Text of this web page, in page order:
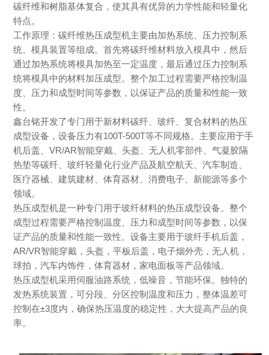
碳纤维和树脂基体复合，使其具有优异的力学性能和轻量化
特点。
工作原理：碳纤维热压成型机主要由加热系统、压力控制系
统、模具装置等组成。首先将碳纤维材料放入模具中，然后
通过加热系统将模具加热至一定温度，最后通过压力控制系
统将模具中的材料加压成型。整个加工过程需要严格控制温
度、压力和成型时间等参数，以保证产品的质量和性能一致
性。
鑫台铭开发了专门用于新材料碳纤、玻纤、复合材料的热压
成型设备，设备压力有100T-500T等不同规格。主要应用于手
机后盖、VR/AR智能穿戴、头盔、无人机零部件、气凝胶隔
热垫等碳纤、玻纤轻量化行业产品及航空航天、汽车制造、
医疗器械、建筑建材、体育器材、消费电子、新能源等多个
领域。
热压成型机是一种专门用于玻纤材料的热压成型设备。整个
成型过程需要严格控制温度、压力和成型时间等参数，以保
证产品的质量和性能一致性。设备主要用于玻纤手机后盖，
AR/VR智能穿戴，头盔，平板后盖，电子烟外壳，无人机，
球拍，汽车内饰件，体育器材，家电面板等产品领域。
热压成型机采用伺服油路系统，低噪音，节能环保。独特的
发热系统装置，可分段、分区控制温度和压力，整体温差可
控制在±3度内，确保热压温度的稳定性，大大提高产品的良
率。